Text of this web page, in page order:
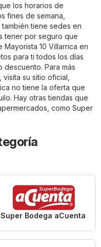
los horarios de
fines de semana,
tiene sedes en
tener por seguro que
10 Villarrica en
para ti todos los días
Para más
su sitio oficial,
no tiene la oferta que
Hay otras tiendas que
, como Super
Super Bodega aCuenta